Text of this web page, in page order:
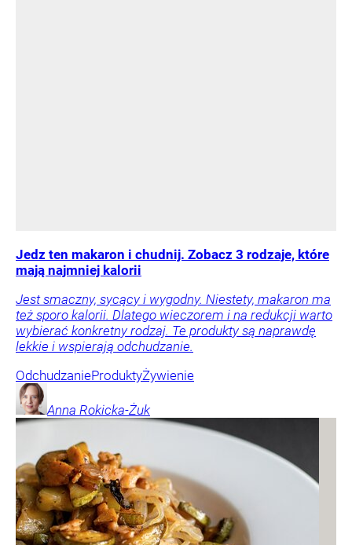
Jedz ten makaron i chudnij. Zobacz 3 rodzaje, które
mają najmniej kalorii
Jest smaczny, sycący i wygodny. Niestety, makaron ma
też sporo kalorii. Dlatego wieczorem i na redukcji warto
wybierać konkretny rodzaj. Te produkty są naprawdę
lekkie i wspierają odchudzanie.
OdchudzanieProduktyŻywienie
Anna Rokicka-Żuk